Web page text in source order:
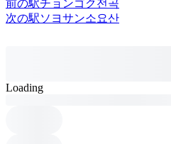
前の駅チョンゴク전곡
次の駅ソヨサン소요산
Loading